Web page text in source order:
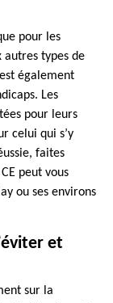
pour les
autres types de
également
Les
pour leurs
celui qui s’y
faites
peut vous
ou ses environs
et
sur la